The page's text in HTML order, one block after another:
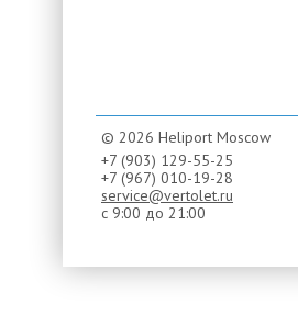
© 2026 Heliport Moscow
+7 (903) 129-55-25
+7 (967) 010-19-28
service@vertolet.ru
с 9:00 до 21:00